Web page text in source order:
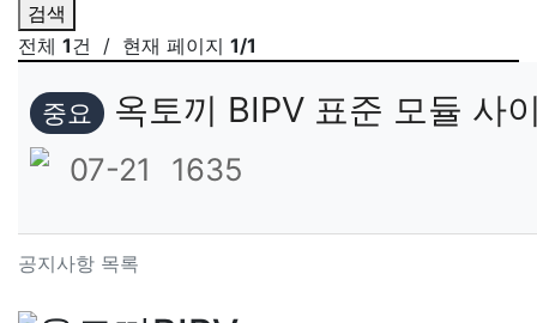
검색
전체 1건 / 현재 페이지 1/1
공지사항 목록
중요 옥토끼 BIPV 표준 모듈 사
07-21 1635